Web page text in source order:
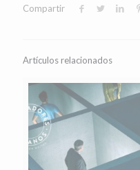
Compartir
Artículos relacionados